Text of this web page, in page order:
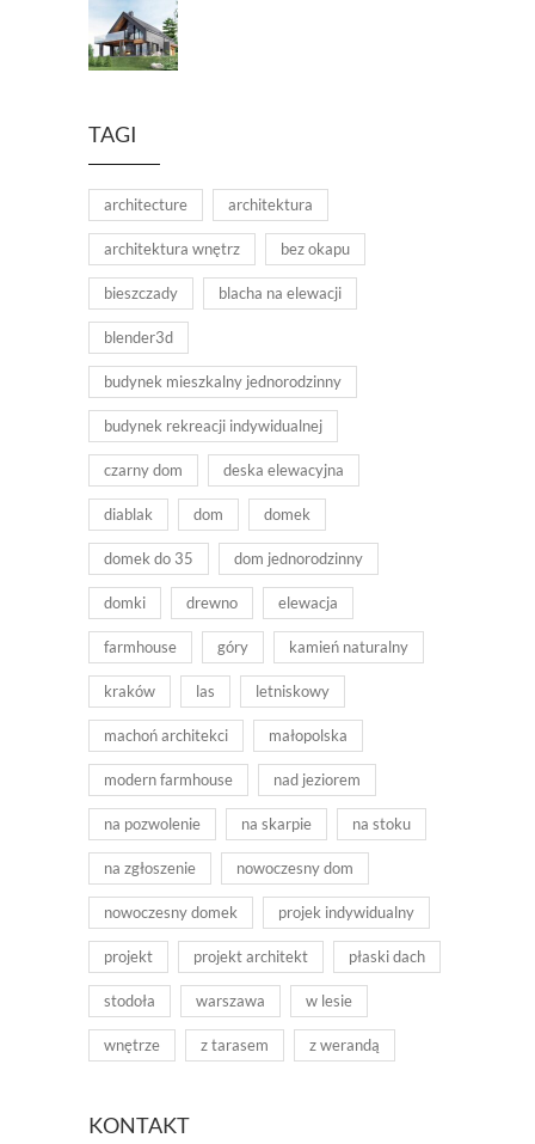
TAGI
architecture architektura
architektura wnętrz bez okapu
bieszczady blacha na elewacji
blender3d
budynek mieszkalny jednorodzinny
budynek rekreacji indywidualnej
czarny dom deska elewacyjna
diablak dom domek
domek do 35 dom jednorodzinny
domki drewno elewacja
farmhouse góry kamień naturalny
kraków las letniskowy
machoń architekci małopolska
modern farmhouse nad jeziorem
na pozwolenie na skarpie na stoku
na zgłoszenie nowoczesny dom
nowoczesny domek projek indywidualny
projekt projekt architekt płaski dach
stodoła warszawa w lesie
wnętrze z tarasem z werandą
KONTAKT